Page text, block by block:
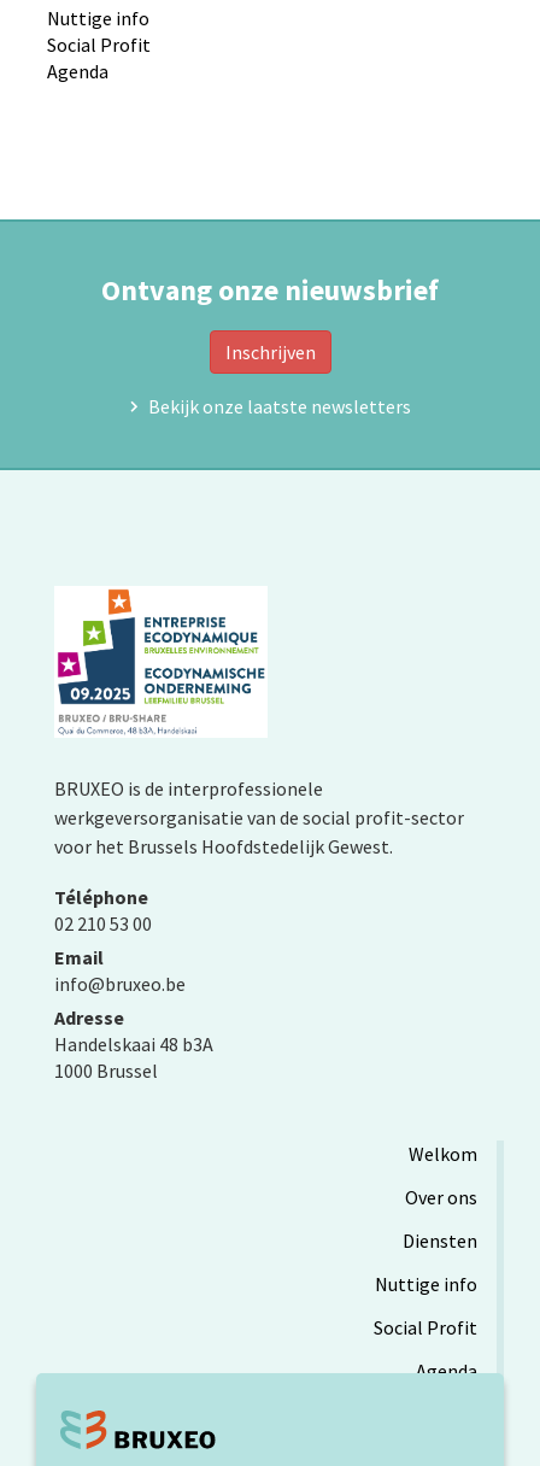
Nuttige info
Social Profit
Agenda
Ontvang onze nieuwsbrief
Inschrijven
Bekijk onze laatste newsletters
BRUXEO is de interprofessionele
werkgeversorganisatie van de social profit-sector
voor het Brussels Hoofdstedelijk Gewest.
Téléphone
02 210 53 00
Email
info@bruxeo.be
Adresse
Handelskaai 48 b3A
1000 Brussel
Welkom
Over ons
Diensten
Nuttige info
Social Profit
Agenda